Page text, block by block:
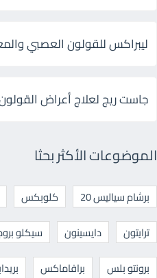
ليبراكس للقولون العصبي
جاست ريج لعلاج أعراض
الموضوعات الأكثر بحثا
برشام سياليس 20 كلوبكس
ترايتون
دايسينون سيكلو
برونتو بلس
برافاماكس